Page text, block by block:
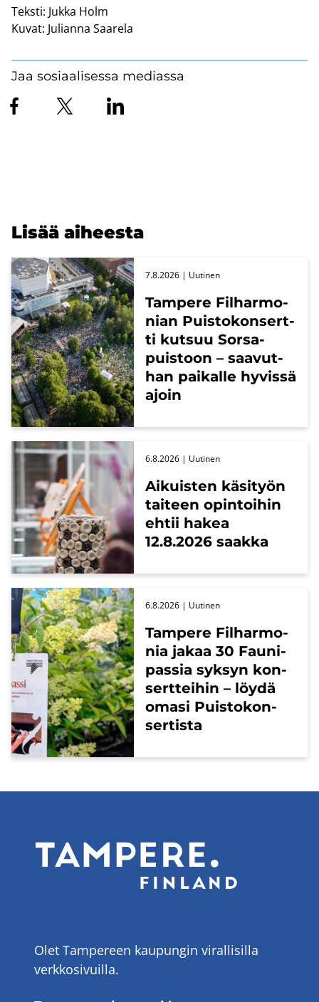
Teksti: Jukka Holm
Kuvat: Julianna Saarela
Jaa sosiaalisessa mediassa
Lisää ai­hees­ta
Tam­pe­re Fil­har­mo­
nian Puis­to­kon­sert­
ti kut­suu Sors­a­
puis­toon – saa­vut­
han pai­kal­le hy­vis­sä
ajoin
7.8.2026 | Uu­ti­nen
Ai­kuis­ten kä­si­työn
tai­teen opin­toi­hin
ehtii hakea
12.8.2026 saak­ka
6.8.2026 | Uu­ti­nen
Tam­pe­re Fil­har­mo­
nia jakaa 30 Fau­ni­
pas­sia syk­syn kon­
sert­tei­hin – löydä
omasi Puis­to­kon­
ser­tis­ta
6.8.2026 | Uu­ti­nen
Olet Tampereen kaupungin virallisilla
verkkosivuilla.